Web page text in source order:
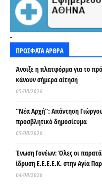
-
ΠΡΟΣΦΑΤΑ ΑΡΘΡΑ
Άνοιξε η πλατφόρμα για το
κάνουν σήμερα αίτηση
05/08/2026
“Νέα Αρχή”: Απάντηση
προσβλητικό δημοσίευμα
05/08/2026
Ένωση Γονέων: Όλες οι
ίδρυση Ε.Ε.Ε.Ε.Κ. στην Αγία
04/08/2026